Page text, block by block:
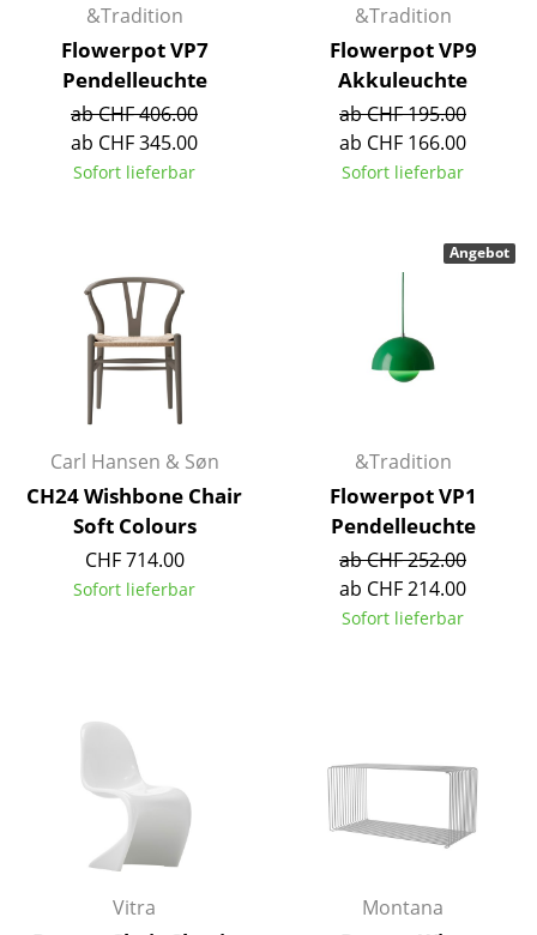
Aufbewahren
Regale & Schränke
Bücherregale
TV Möbel
Beistell- & Rollcontainer
Barmöbel
Garderoben
Kleinaufbewahrung
Einzelteile
... alle Aufbewahrungsmöbel
Tischleuchten
Schreibtischleuchten
Stehleuchten & Leseleuchten
Bodenleuchten
Wandleuchten
&Tradition
Flowerpot VP7
Pendelleuchte
ab CHF 406.00
ab CHF 345.00
Sofort lieferbar
&Tradition
Flowerpot VP9
Akkuleuchte
ab CHF 195.00
ab CHF 166.00
Sofort lieferbar
Carl Hansen & Søn
CH24 Wishbone Chair
Soft Colours
CHF 714.00
Sofort lieferbar
&Tradition
Flowerpot VP1
Pendelleuchte
ab CHF 252.00
ab CHF 214.00
Sofort lieferbar
Angebot
Vitra Montana